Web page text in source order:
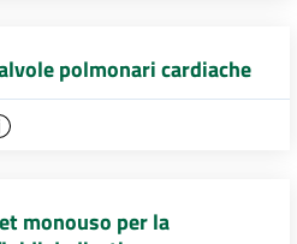
polmonari cardiache
monouso per la